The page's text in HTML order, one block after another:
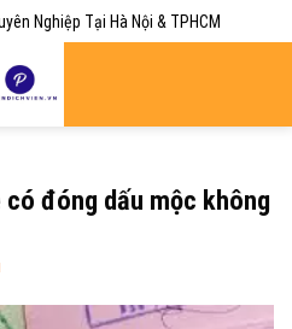
Nghiệp Tại Hà Nội & TPHCM
có đóng dấu mộc không